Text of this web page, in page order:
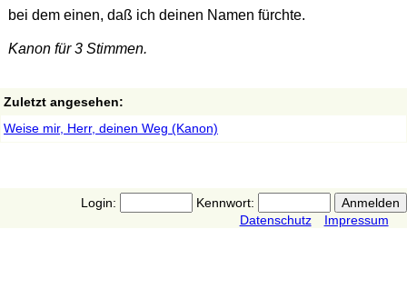
bei dem einen, daß ich deinen Namen fürchte.
Kanon für 3 Stimmen.
Zuletzt angesehen:
Weise mir, Herr, deinen Weg (Kanon)
Login:
Kennwort:
Datenschutz
Impressum